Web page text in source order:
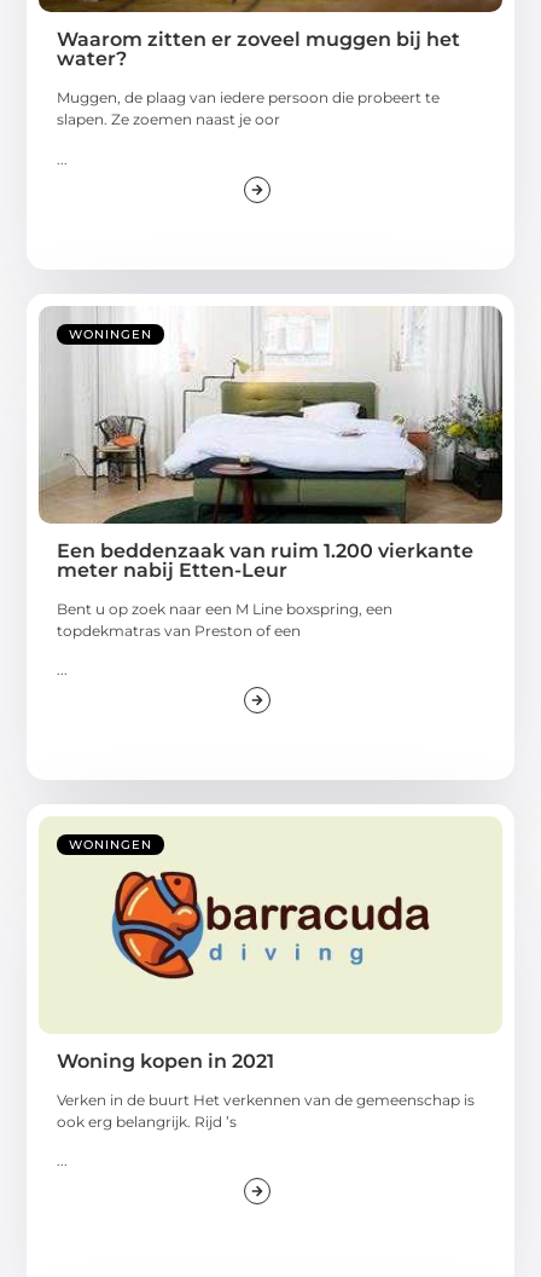
Waarom zitten er zoveel muggen bij het
water?
Muggen, de plaag van iedere persoon die probeert te
slapen. Ze zoemen naast je oor
WONINGEN
Een beddenzaak van ruim 1.200 vierkante
meter nabij Etten-Leur
Bent u op zoek naar een M Line boxspring, een
topdekmatras van Preston of een
...
WONINGEN
Woning kopen in 2021
Verken in de buurt Het verkennen van de gemeenschap is
ook erg belangrijk. Rijd ’s
...